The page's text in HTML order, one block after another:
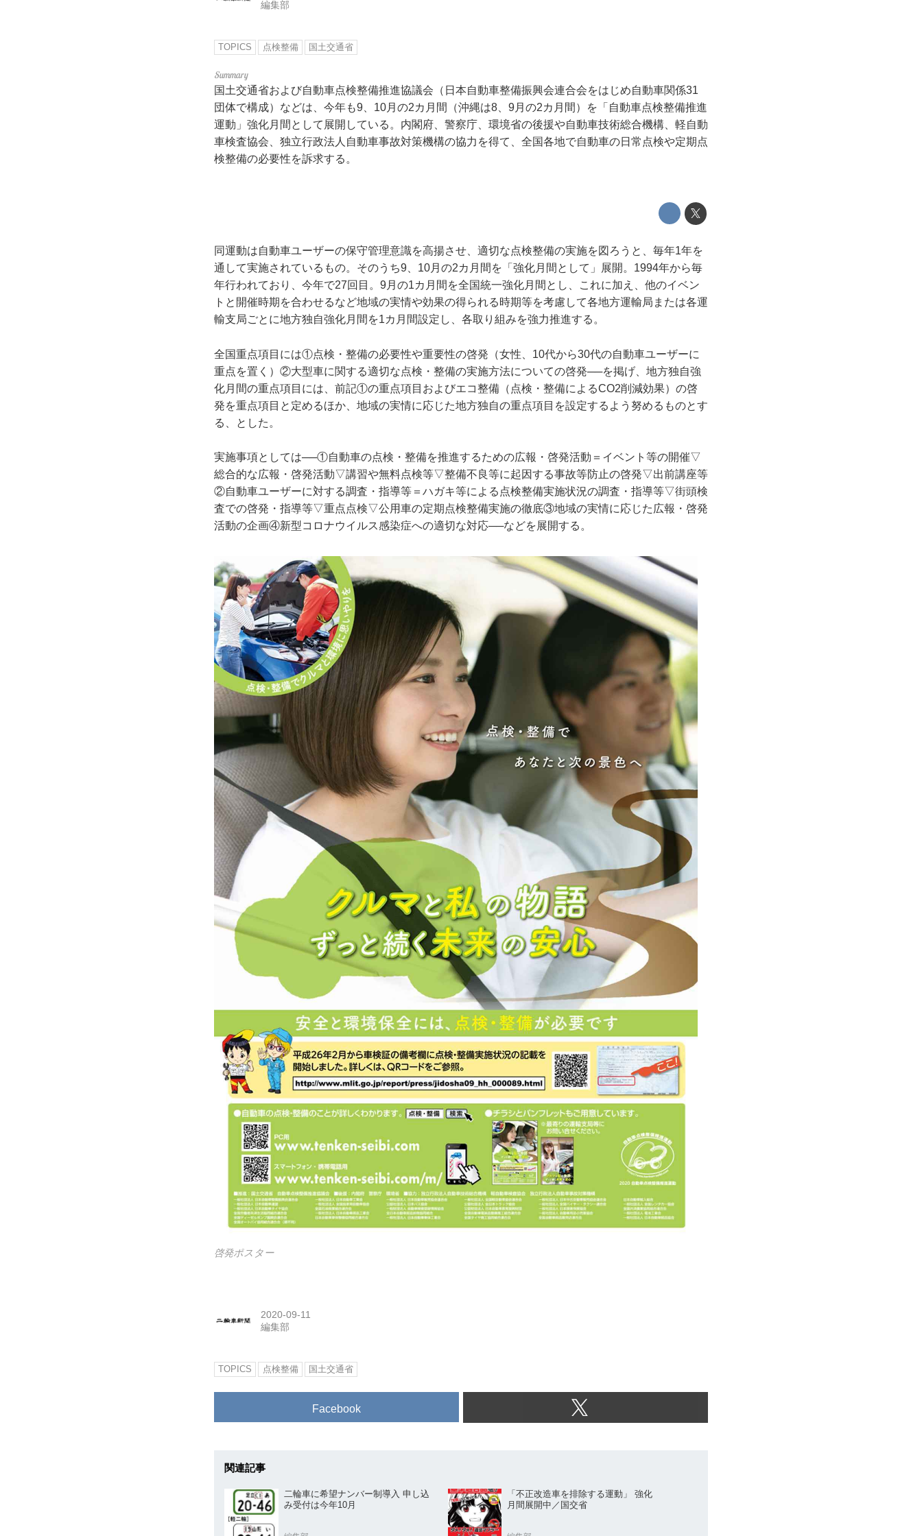
編集部
TOPICS 点検整備 国土交通省
国土交通省および自動車点検整備推進協議会（日本自動車整備振興会連合会をはじめ自動車関係31
団体で構成）などは、今年も9、10月の2カ月間（沖縄は8、9月の2カ月間）を「自動車点検整備推進
運動」強化月間として展開している。内閣府、警察庁、環境省の後援や自動車技術総合機構、軽自動
車検査協会、独立行政法人自動車事故対策機構の協力を得て、全国各地で自動車の日常点検や定期点
検整備の必要性を訴求する。
同運動は自動車ユーザーの保守管理意識を高揚させ、適切な点検整備の実施を図ろうと、毎年1年を
通して実施されているもの。そのうち9、10月の2カ月間を「強化月間として」展開。1994年から毎
年行われており、今年で27回目。9月の1カ月間を全国統一強化月間とし、これに加え、他のイベン
トと開催時期を合わせるなど地域の実情や効果の得られる時期等を考慮して各地方運輸局または各運
輸支局ごとに地方独自強化月間を1カ月間設定し、各取り組みを強力推進する。
全国重点項目には①点検・整備の必要性や重要性の啓発（女性、10代から30代の自動車ユーザーに
重点を置く）②大型車に関する適切な点検・整備の実施方法についての啓発──を掲げ、地方独自強
化月間の重点項目には、前記①の重点項目およびエコ整備（点検・整備によるCO2削減効果）の啓
発を重点項目と定めるほか、地域の実情に応じた地方独自の重点項目を設定するよう努めるものとす
る、とした。
実施事項としては──①自動車の点検・整備を推進するための広報・啓発活動＝イベント等の開催▽
総合的な広報・啓発活動▽講習や無料点検等▽整備不良等に起因する事故等防止の啓発▽出前講座等
②自動車ユーザーに対する調査・指導等＝ハガキ等による点検整備実施状況の調査・指導等▽街頭検
査での啓発・指導等▽重点点検▽公用車の定期点検整備実施の徹底③地域の実情に応じた広報・啓発
活動の企画④新型コロナウイルス感染症への適切な対応──などを展開する。
啓発ポスター
2020-09-11
編集部
TOPICS 点検整備 国土交通省
Facebook
関連記事
二輪車に希望ナンバー制導入 申し込
み受付は今年10月
「不正改造車を排除する運動」 強化
月間展開中／国交省